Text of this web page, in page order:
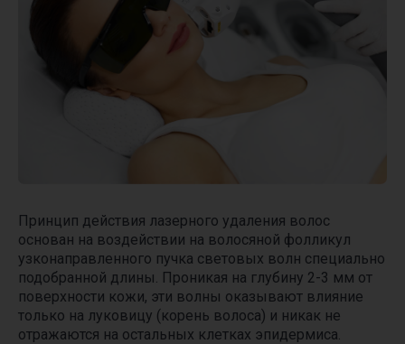
Принцип действия лазерного удаления волос
основан на воздействии на волосяной фолликул
узконаправленного пучка световых волн специально
подобранной длины. Проникая на глубину 2-3 мм от
поверхности кожи, эти волны оказывают влияние
только на луковицу (корень волоса) и никак не
отражаются на остальных клетках эпидермиса.